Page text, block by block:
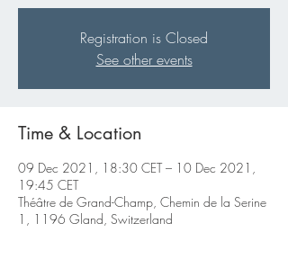
Registration is Closed
See other events
Time & Location
09 Dec 2021, 18:30 CET – 10 Dec 2021,
19:45 CET
Théâtre de Grand-Champ, Chemin de la Serine
1, 1196 Gland, Switzerland